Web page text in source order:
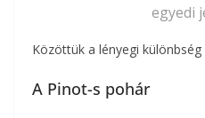
egyedi
Közöttük a lényegi különbség
A Pinot-s pohár